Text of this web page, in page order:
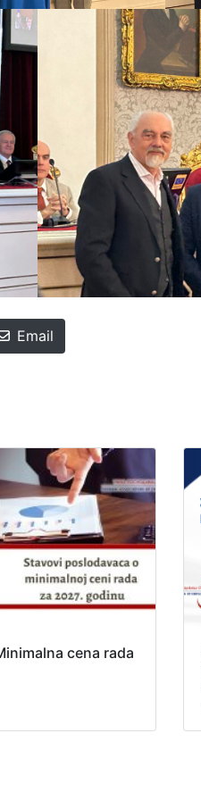
Email
cena rada